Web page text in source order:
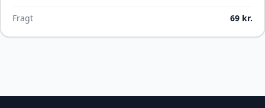
Fragt 69 kr.